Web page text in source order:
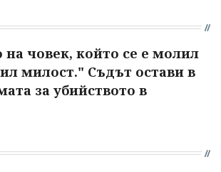
на човек, който се е молил
милост." Съдът остави в
за убийството в